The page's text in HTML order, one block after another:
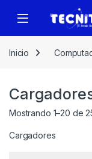
Inicio
Mostrando 1–20 de
Cargadores